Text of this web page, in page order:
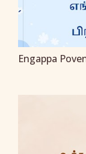
Engappa